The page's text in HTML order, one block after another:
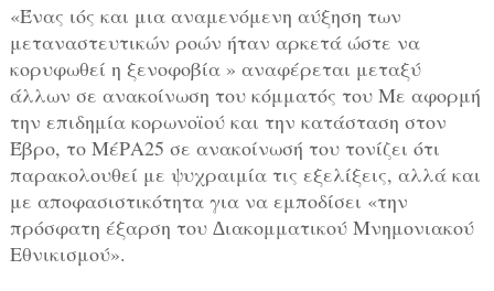
«Ένας ιός και μια αναμενόμενη αύξηση των
μεταναστευτικών ροών ήταν αρκετά ώστε να
κορυφωθεί η ξενοφοβία » αναφέρεται μεταξύ
άλλων σε ανακοίνωση του κόμματός του Με αφορμή
την επιδημία κορωνοϊού και την κατάσταση στον
Έβρο, το ΜέΡΑ25 σε ανακοίνωσή του τονίζει ότι
παρακολουθεί με ψυχραιμία τις εξελίξεις, αλλά και
με αποφασιστικότητα για να εμποδίσει «την
πρόσφατη έξαρση του ∆ιακομματικού Μνημονιακού
Εθνικισμού».